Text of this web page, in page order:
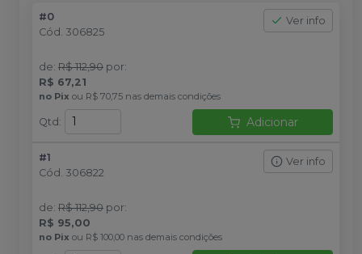
#0
Cód. 306825
Ver info
de: R$ 112,90 por:
R$ 67,21
no Pix ou R$ 70,75 nas demais condições
Qtd : Adicionar
#1
Cód. 306822
Ver info
de: R$ 112,90 por:
R$ 95,00
no Pix ou R$ 100,00 nas demais condições